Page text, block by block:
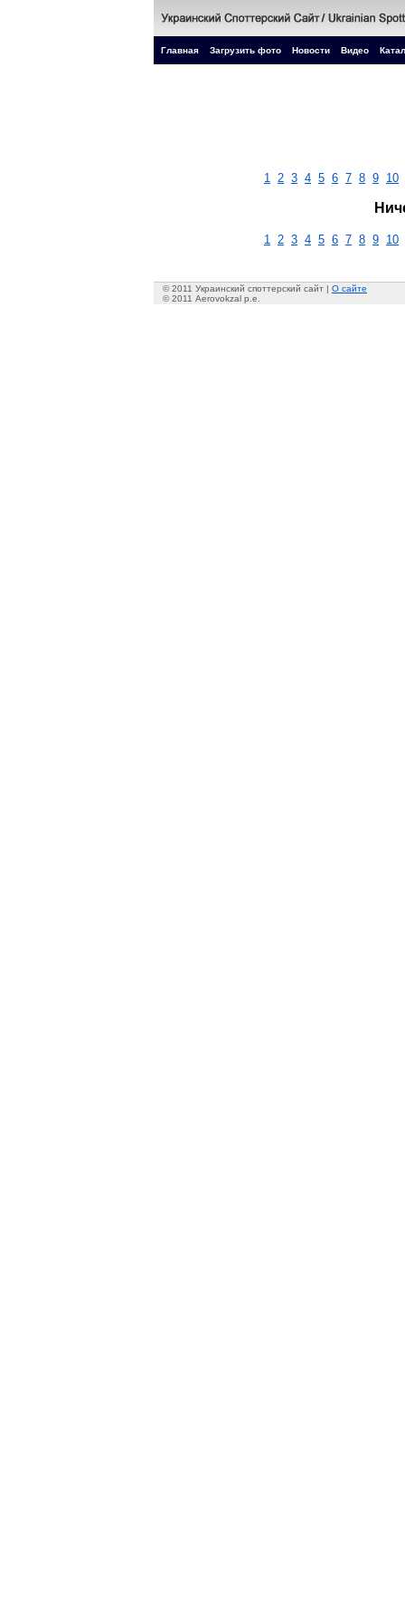
Главная Загрузить фото Новости Видео
1 2 3 4 5 6 7 8 9 10
1 2 3 4 5 6 7 8 9 10
© 2011 Украинский споттерский сайт | О сайте
© 2011 Aerovokzal p.e.